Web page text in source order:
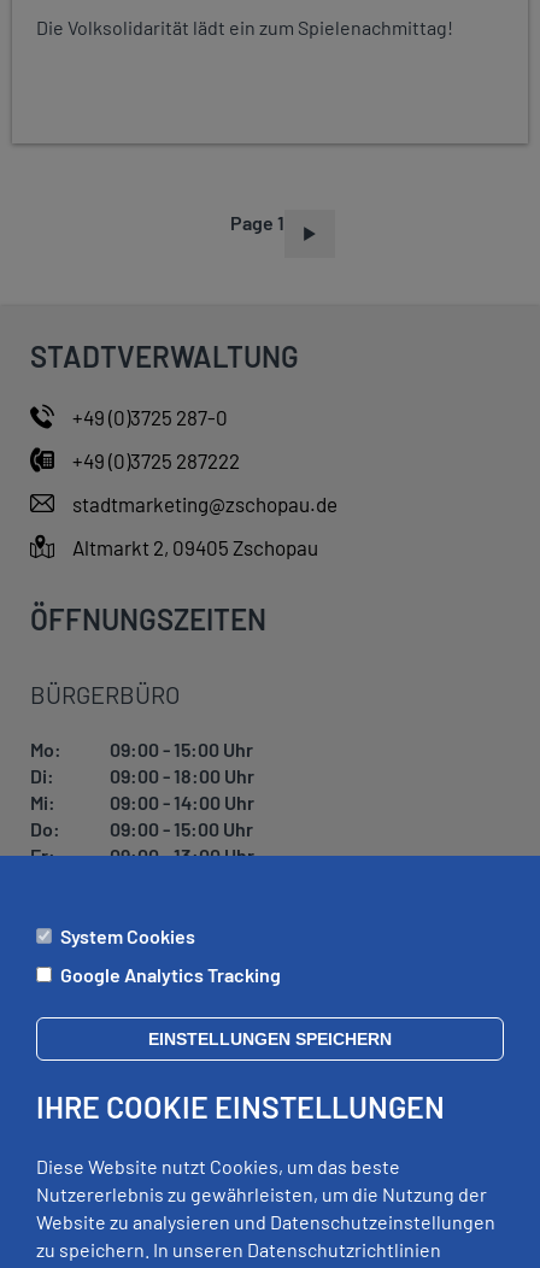
Die Volksolidarität lädt ein zum Spielenachmittag!
Page 1
STADTVERWALTUNG
+49 (0)3725 287-0
+49 (0)3725 287222
stadtmarketing@zschopau.de
Altmarkt 2, 09405 Zschopau
ÖFFNUNGSZEITEN
BÜRGERBÜRO
Mo:
09:00 - 15:00 Uhr
Di:
09:00 - 18:00 Uhr
Mi:
09:00 - 14:00 Uhr
Do:
09:00 - 15:00 Uhr
Fr:
09:00 - 13:00 Uhr
ÄMTER
Di:
09:00 - 12:00 Uhr, 13:00 - 18:00 Uhr
Mi:
geschlossen
Fr:
09:00 - 12:00 Uhr
RECHTLICHES
System Cookies
Google Analytics Tracking
EINSTELLUNGEN SPEICHERN
IHRE COOKIE EINSTELLUNGEN
Diese Website nutzt Cookies, um das beste
Nutzererlebnis zu gewährleisten, um die Nutzung der
Website zu analysieren und Datenschutzeinstellungen
zu speichern. In unseren Datenschutzrichtlinien